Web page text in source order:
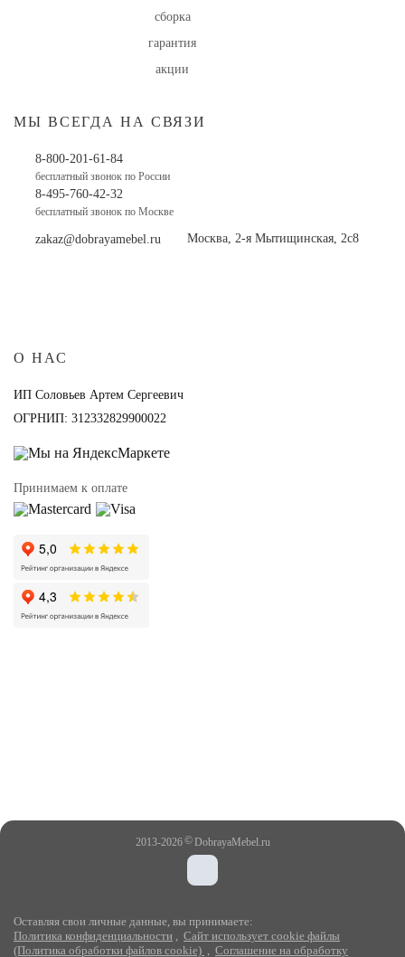
О НАС
ИП Соловьев Артем Сергеевич
ОГРНИП: 312332829900022
Принимаем к оплате
сборка
гарантия
акции
МЫ ВСЕГДА НА СВЯЗИ
8-800-201-61-84
бесплатный звонок по России
8-495-760-42-32
бесплатный звонок по Москве
zakaz@dobrayamebel.ru Москва, 2-я Мытищинская, 2с8
2013-2026©DobrayaMebel.ru
Оставляя свои личные данные, вы принимаете:
Политика конфиденциальности , Сайт использует cookie файлы
(Политика обработки файлов cookie) , Соглашение на обработку